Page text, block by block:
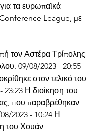
τα ευρωπαϊκά
Conference League, με
τον Αστέρα Τρίπολης
09/08/2023 - 20:55
στον τελικό του
23:23 Η διοίκηση του
που παραβρέθηκαν
2023 - 10:24 Η
του Χουάν